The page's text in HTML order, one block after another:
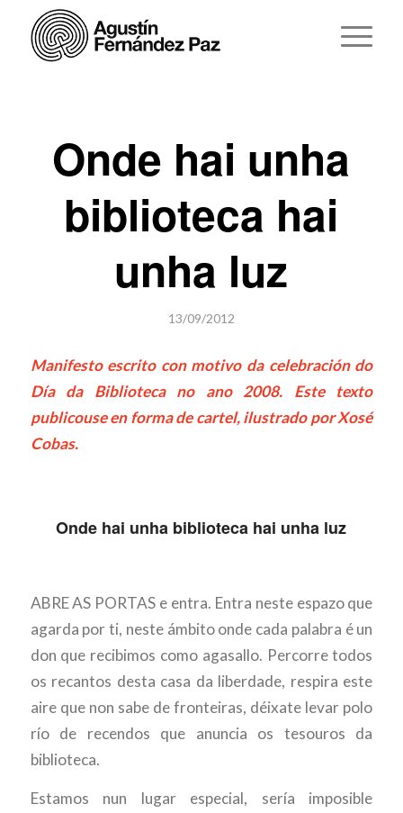
Onde hai unha
biblioteca hai
unha luz
13/09/2012
Manifesto escrito con motivo da celebración do
Día da Biblioteca no ano 2008. Este texto
publicouse en forma de cartel, ilustrado por Xosé
Cobas.
Onde hai unha biblioteca hai unha luz
ABRE AS PORTAS e entra. Entra neste espazo que
agarda por ti, neste ámbito onde cada palabra é un
don que recibimos como agasallo. Percorre todos
os recantos desta casa da liberdade, respira este
aire que non sabe de fronteiras, déixate levar polo
río de recendos que anuncia os tesouros da
biblioteca.
Estamos nun lugar especial, sería imposible